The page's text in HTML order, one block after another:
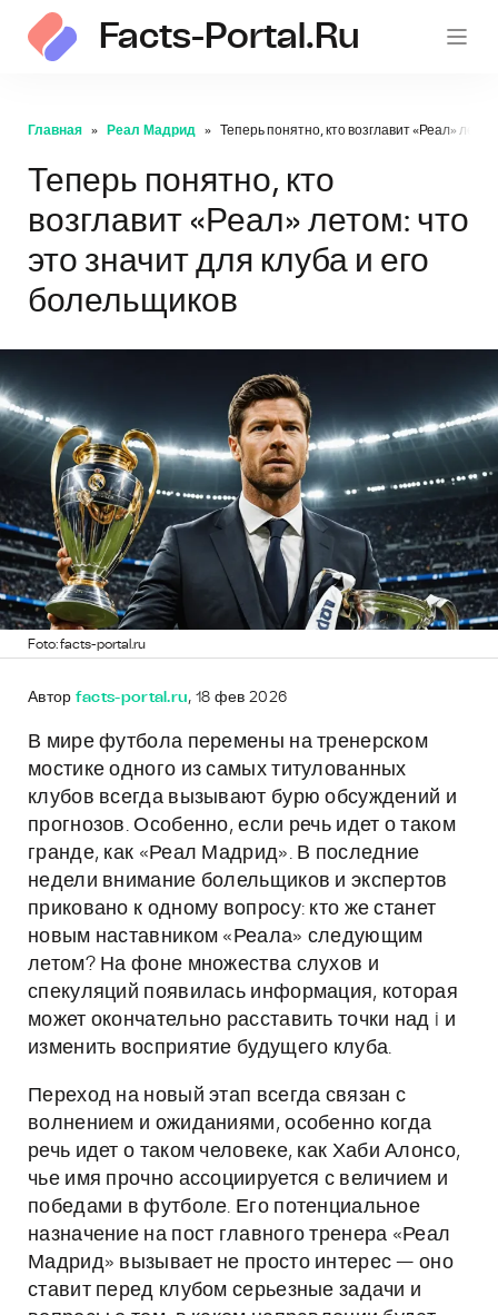
Facts-Portal.ru
Главная Реал Мадрид Теперь понятно, кто возглавит «Реал»
Теперь понятно, кто
возглавит «Реал» летом: что
это значит для клуба и его
болельщиков
Foto: facts-portal.ru
Автор facts-portal.ru, 18 фев 2026
В мире футбола перемены на тренерском
мостике одного из самых титулованных
клубов всегда вызывают бурю обсуждений и
прогнозов. Особенно, если речь идет о таком
гранде, как «Реал Мадрид». В последние
недели внимание болельщиков и экспертов
приковано к одному вопросу: кто же станет
новым наставником «Реала» следующим
летом? На фоне множества слухов и
спекуляций появилась информация, которая
может окончательно расставить точки над i и
изменить восприятие будущего клуба.
Переход на новый этап всегда связан с
волнением и ожиданиями, особенно когда
речь идет о таком человеке, как Хаби Алонсо,
чье имя прочно ассоциируется с величием и
победами в футболе. Его потенциальное
назначение на пост главного тренера «Реал
Мадрид» вызывает не просто интерес — оно
ставит перед клубом серьезные задачи и